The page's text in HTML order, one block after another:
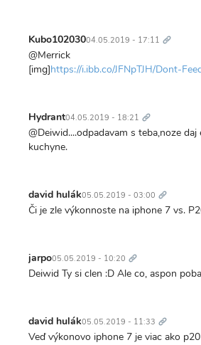
Kubo10203004.05.2019 - 17:11 odkaz
@Merrick
[img]https://i.ibb.co/JFNpTJH/Dont-
Hydrant04.05.2019 - 18:21 odkaz
@Deiwid....odpadavam s teba,noze
kuchyne.
david hulák05.05.2019 - 03:00 odkaz
Či je zle výkonnoste na iphone 7 vs.
jarpo05.05.2019 - 10:20 odkaz
Deiwid Ty si clen :D Ale co, aspon
david hulák05.05.2019 - 11:33 odkaz
Veď výkonovo iphone 7 je viac ako